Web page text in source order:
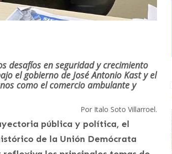
desafíos en seguridad y crecimiento
el gobierno de José Antonio Kast y el
como el comercio ambulante y
Por Italo Soto Villarroel.
pública y política, el
de la Unión Demócrata